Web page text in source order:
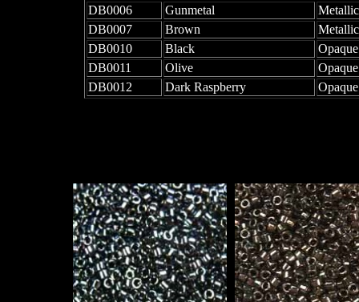
DB0006
Gunmetal
DB0007
Brown
DB0010
Black
Opaque
DB0011
Olive
DB0012
Dark Raspberry